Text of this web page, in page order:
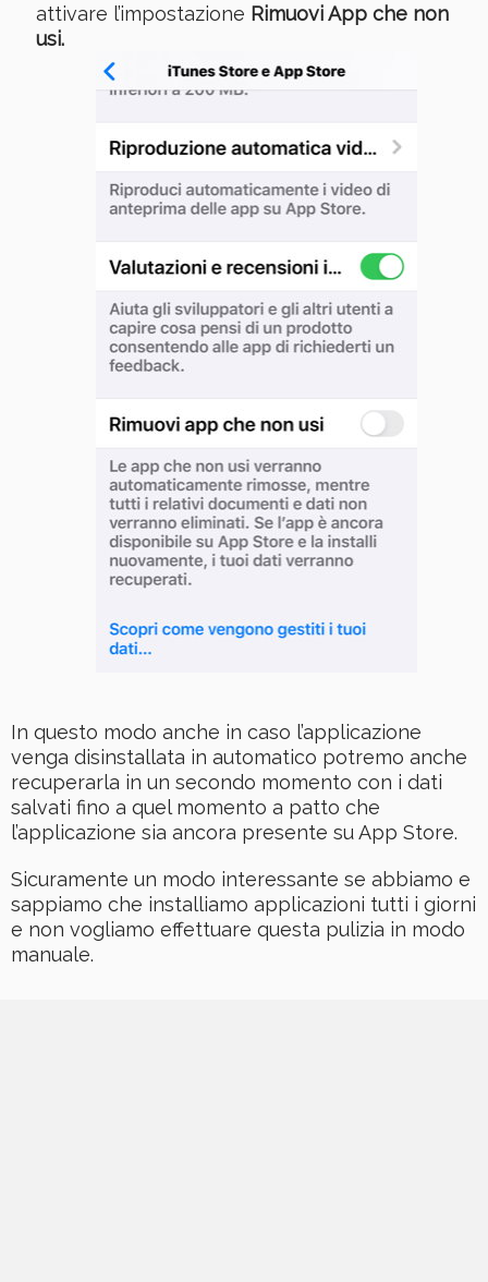
attivare l’impostazione Rimuovi App che non
usi.
In questo modo anche in caso l’applicazione
venga disinstallata in automatico potremo anche
recuperarla in un secondo momento con i dati
salvati fino a quel momento a patto che
l’applicazione sia ancora presente su App Store.
Sicuramente un modo interessante se abbiamo e
sappiamo che installiamo applicazioni tutti i giorni
e non vogliamo effettuare questa pulizia in modo
manuale.